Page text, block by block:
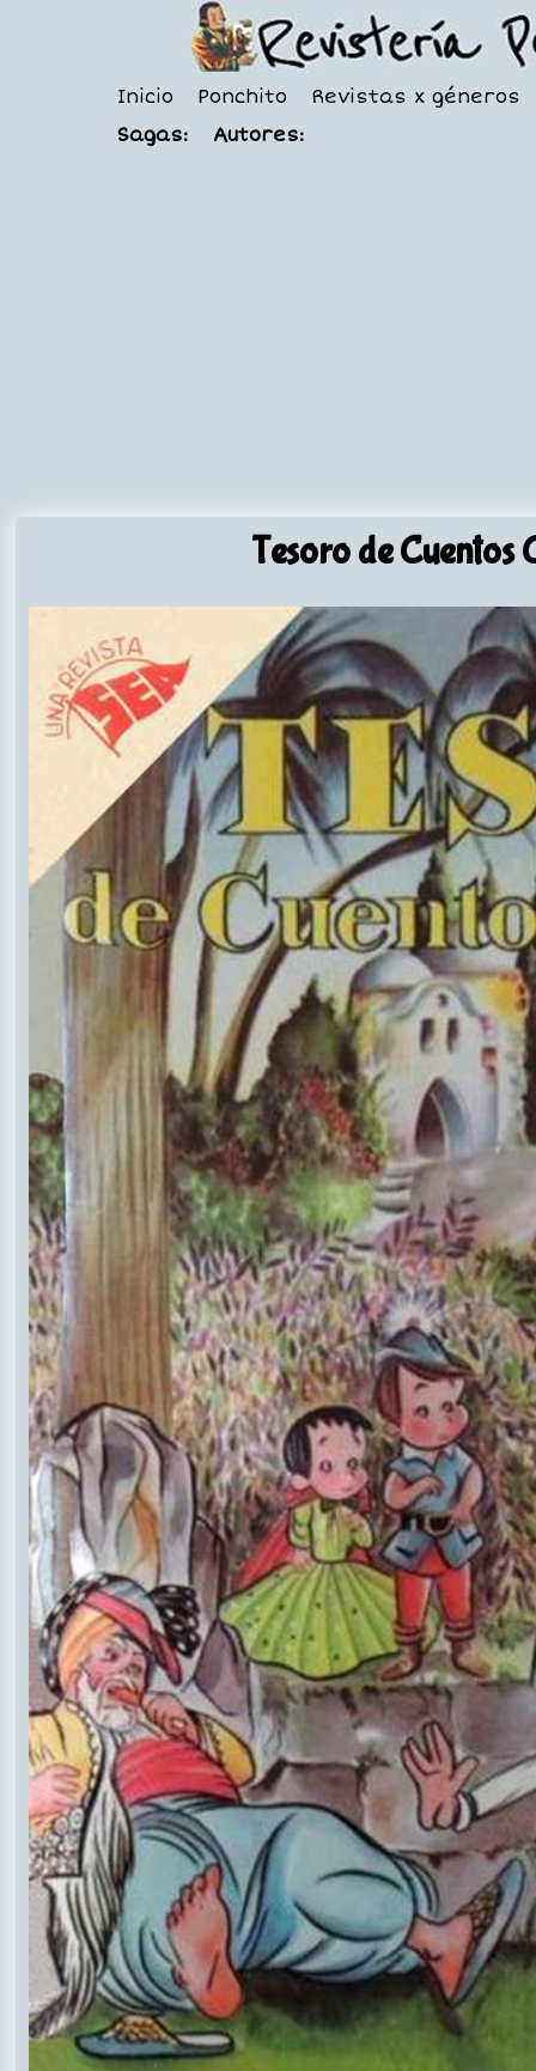
Inicio Ponchito
Revistas x géneros
Sagas:
Autores:
Tesoro de Cuentos